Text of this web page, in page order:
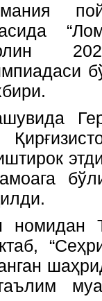
номидан